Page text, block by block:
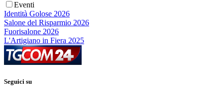
Eventi
Identità Golose 2026
Salone del Risparmio 2026
Fuorisalone 2026
L'Artigiano in Fiera 2025
Seguici su